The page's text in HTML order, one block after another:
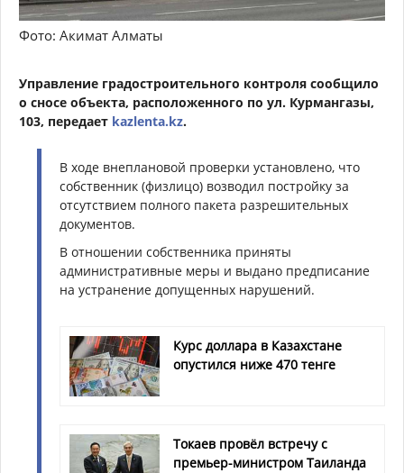
Фото: Акимат Алматы
Управление градостроительного контроля сообщило
о сносе объекта, расположенного по ул. Курмангазы,
103, передает kazlenta.kz.
В ходе внеплановой проверки установлено, что
собственник (физлицо) возводил постройку за
отсутствием полного пакета разрешительных
документов.
В отношении собственника приняты
административные меры и выдано предписание
на устранение допущенных нарушений.
Курс доллара в Казахстане
опустился ниже 470 тенге
Токаев провёл встречу с
премьер-министром Таиланда